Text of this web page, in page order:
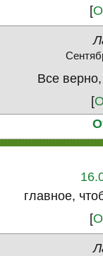
[
Все
[
главное,
[